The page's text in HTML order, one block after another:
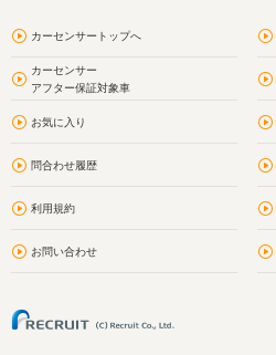
カーセンサートップへ
カーセンサー
アフター保証対象車
お気に入り
問合わせ履歴
利用規約
お問い合わせ